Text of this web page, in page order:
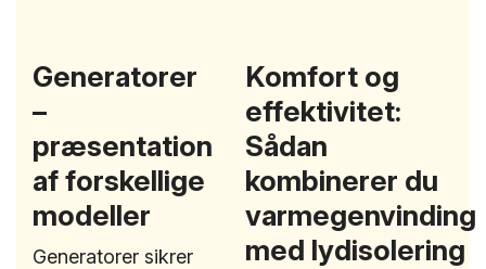
Generatorer
–
præsentation
af forskellige
modeller
Generatorer sikrer
Komfort og
effektivitet:
Sådan
kombinerer du
varmegenvinding
med lydisolering